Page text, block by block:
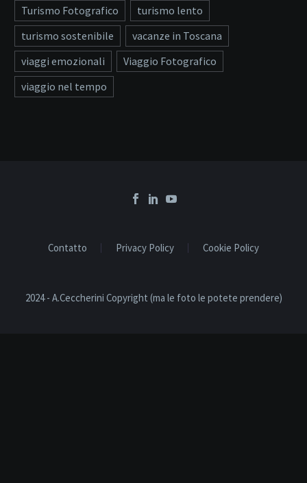
Turismo Fotografico
turismo lento
turismo sostenibile
vacanze in Toscana
viaggi emozionali
Viaggio Fotografico
viaggio nel tempo
Contatto Privacy Policy Cookie Policy
2024 - A.Ceccherini Copyright (ma le foto le potete prendere)